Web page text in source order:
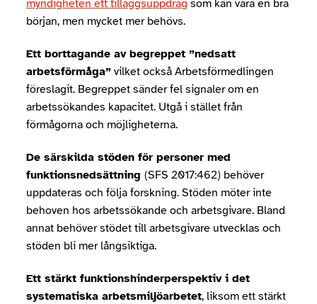
myndigheten ett tilläggsuppdrag som kan vara en bra
början, men mycket mer behövs.
Ett borttagande av begreppet ”nedsatt
arbetsförmåga” vilket också Arbetsförmedlingen
föreslagit. Begreppet sänder fel signaler om en
arbetssökandes kapacitet. Utgå i stället från
förmågorna och möjligheterna.
De särskilda stöden för personer med
funktionsnedsättning (SFS 2017:462) behöver
uppdateras och följa forskning. Stöden möter inte
behoven hos arbetssökande och arbetsgivare. Bland
annat behöver stödet till arbetsgivare utvecklas och
stöden bli mer långsiktiga.
Ett stärkt funktionshinderperspektiv i det
systematiska arbetsmiljöarbetet, liksom ett stärkt